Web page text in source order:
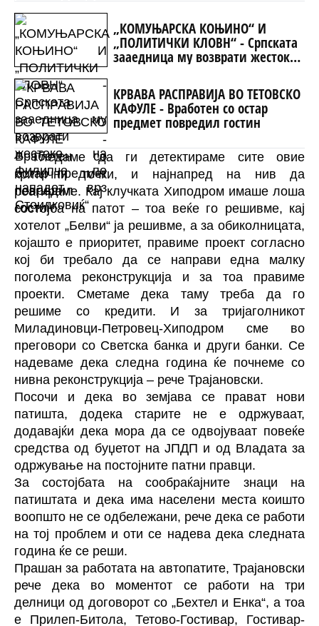
„КОМУЊАРСКА КОЊИНО“ И
„ПОЛИТИЧКИ КЛОВН“ - Српската
зааедница му возврати жестоко
Стоилковиќ“
КРВАВА РАСПРАВИЈА ВО ТЕТОВСКО
КАФУЛЕ - Вработен со остар
предмет повредил гостин
– Гледаме да ги детектираме сите овие
критични точки, и најнапред на нив да
реагираме. Кај клучката Хиподром имаше лоша
состојба на патот – тоа веќе го решивме, кај
хотелот „Белви“ ја решивме, а за обиколницата,
којашто е приоритет, правиме проект согласно
кој би требало да се направи една малку
поголема реконструкција и за тоа правиме
проекти. Сметаме дека таму треба да го
решиме со кредити. И за тријаголникот
Миладиновци-Петровец-Хиподром сме во
преговори со Светска банка и други банки. Се
надеваме дека следна година ќе почнеме со
нивна реконструкција – рече Трајановски.
Посочи и дека во земјава се прават нови
патишта, додека старите не е одржуваат,
додавајќи дека мора да се одвојуваат повеќе
средства од буџетот на ЈПДП и од Владата за
одржување на постојните патни правци.
За состојбата на сообраќајните знаци на
патиштата и дека има населени места коишто
воопшто не се одбележани, рече дека се работи
на тој проблем и оти се надева дека следната
година ќе се реши.
Прашан за работата на автопатите, Трајановски
рече дека во моментот се работи на три
делници од договорот со „Бехтел и Енка“, а тоа
е Прилеп-Битола, Тетово-Гостивар, Гостивар-